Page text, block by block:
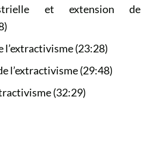
et extension de
l’extractivisme (23:28)
l’extractivisme (29:48)
(32:29)